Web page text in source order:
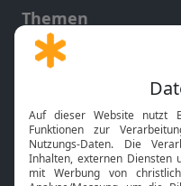
Themen
Gott und Bibel erklärt
Neuigkeiten